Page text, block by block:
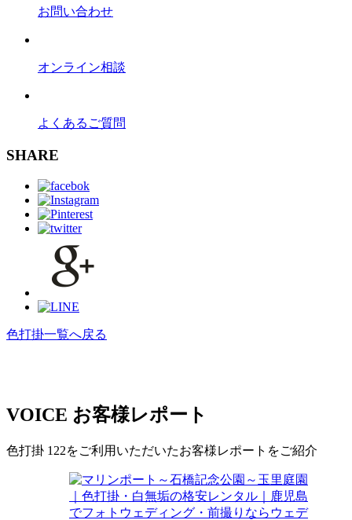
お問い合わせ
オンライン相談
よくあるご質問
SHARE
色打掛一覧へ戻る
VOICE お客様レポート
色打掛 122をご利用いただいたお客様レポートをご紹介